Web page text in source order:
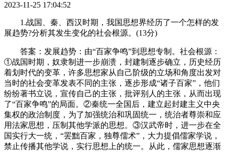
2023-11-25 17:04:52
1.战国、秦、西汉时期，我国思想界经历了一个怎样的发
展趋势?分析其发生变化的社会根源。(13分)
答案：发展趋势：由“百家争鸣”到思想专制。社会根源：
①战国时期，奴隶制进一步崩溃，封建制逐步确立，历史经历
着划时代的变革，许多思想家从自己阶级的立场和角度出发对
当时的社会变革发表不同的主张，逐步形成“诸子百家”，他们
纷纷著书立说，宣传自己的主张，批评别人的主张，从而出现
了“百家争鸣”的局面。②秦统一全国后，建立起封建主义中央
集权的政治制度，为了加强统治和巩固统一，统治者尊崇和应
用法家思想，压制其他学派的思想。③汉武帝时，进一步在全
国实行大一统，“罢黜百家，独尊儒术”，大力提倡儒家学说，
禁止传播其他学说，实行思想上的统一。从此，儒家思想逐渐